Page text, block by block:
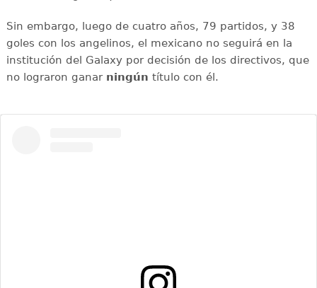
Sin embargo, luego de cuatro años, 79 partidos, y 38
goles con los angelinos, el mexicano no seguirá en la
institución del Galaxy por decisión de los directivos, que
no lograron ganar ningún título con él.